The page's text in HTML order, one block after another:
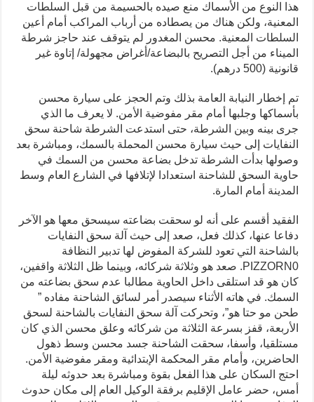
هذا النوع من الأسماك منع صيده بالحسيمة من قبل السلطات
المعنية، ولكن هناك من يصطاده من أرباب المراكب أمام أعين
السلطات المعنية. محسن المغدور لم يتوقف عند حاجز شرطة
الميناء من أجل التصريح بالبضاعة/أغراض مجهولة/ إتاوة غير
قانونية (500 درهم).
تم إخطار النيابة العامة بذلك وتم الحجز على سيارة محسن
بأسماكها وجلبها أمام مقر مفوضية الأمن. لا يعرف ما الذي
جرى بينه وبين الشرطة، حتى استدعت الشرطة شاحنة سحق
النفايات إلى حيث سيارة محسن المحملة بالسمك، ومباشرة بعد
وصولها بدأت الشرطة تدخل بضاعة محسن من السمك في
حاوية السحق للشاحنة استعدادا لإتلافها في الشارع العام وسط
المدينة أمام المارة.
الفقيد أقسم على أنه لو سحقت بضاعته سيسحق معها هو الآخر
دفاعا عنها، كذلك فعل، صعد إلى حيث آلة سحق النفايات
بالشاحنة التي تعود للشركة المفوض لها تدبير النظافة
PIZZORN0. صعد هو وثلاثة شركائه، وبينما ظل الثلاثة واقفين،
كان هو قد استلقى داخل الحاوية مطالبا عدم سحق بضاعته من
السمك. في هاته الأثناء سيصدر أمر لسائق الشاحنة مفاده ”
طحن مو حتا هو”، وتحركت آلة سحق النفايات بالشاحنة لسحق
الأربعة، قفز بسرعة الثلاثة من شركائه وعلق محسن الذي كان
مستلقيا، وأسفا، سحقت الشاحنة جسد محسن وسط ذهول
الحاضرين، وأمام مقر المحكمة الإبتدائية ومقر مفوضية الأمن.
احتج السكان على هذا الفعل بقوة ومباشرة بعد حدوثه ليلة
أمس، حضر عامل الإقليم برفقة الوكيل العام إلى مكان حدوث